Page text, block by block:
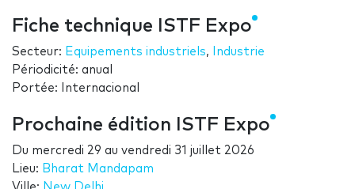
Fiche technique ISTF Expo
Secteur: Equipements industriels,
Industrie
Périodicité: anual
Portée: Internacional
Prochaine édition ISTF Expo
Du mercredi 29 au vendredi 31 juillet 2026
Lieu: Bharat Mandapam